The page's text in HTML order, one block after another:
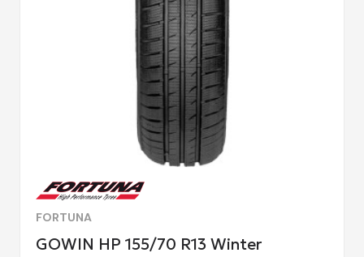
FORTUNA
GOWIN HP 155/70 R13 Winter